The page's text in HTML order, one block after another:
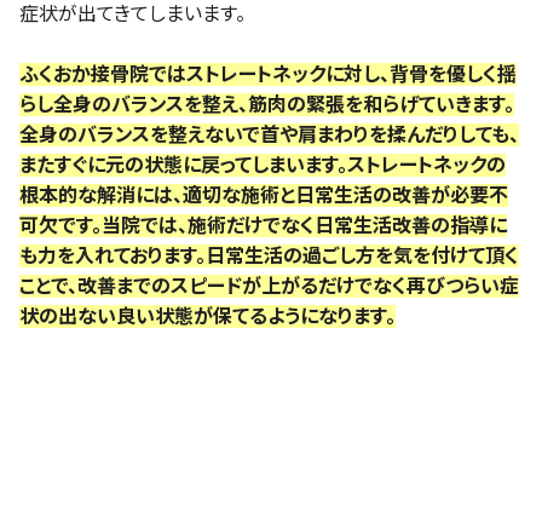
症状が出てきてしまいます。
ふくおか接骨院ではストレートネックに対し、背骨を優しく揺
らし全身のバランスを整え、筋肉の緊張を和らげていきます。
全身のバランスを整えないで首や肩まわりを揉んだりしても、
またすぐに元の状態に戻ってしまいます。ストレートネックの
根本的な解消には、適切な施術と日常生活の改善が必要不
可欠です。当院では、施術だけでなく日常生活改善の指導に
も力を入れております。日常生活の過ごし方を気を付けて頂く
ことで、改善までのスピードが上がるだけでなく再びつらい症
状の出ない良い状態が保てるようになります。